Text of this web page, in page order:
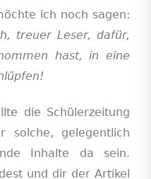
ich noch sagen:
treuer Leser, dafür,
hast, in eine
die Schülerzeitung
solche, gelegentlich
Inhalte da sein.
und dir der Artikel